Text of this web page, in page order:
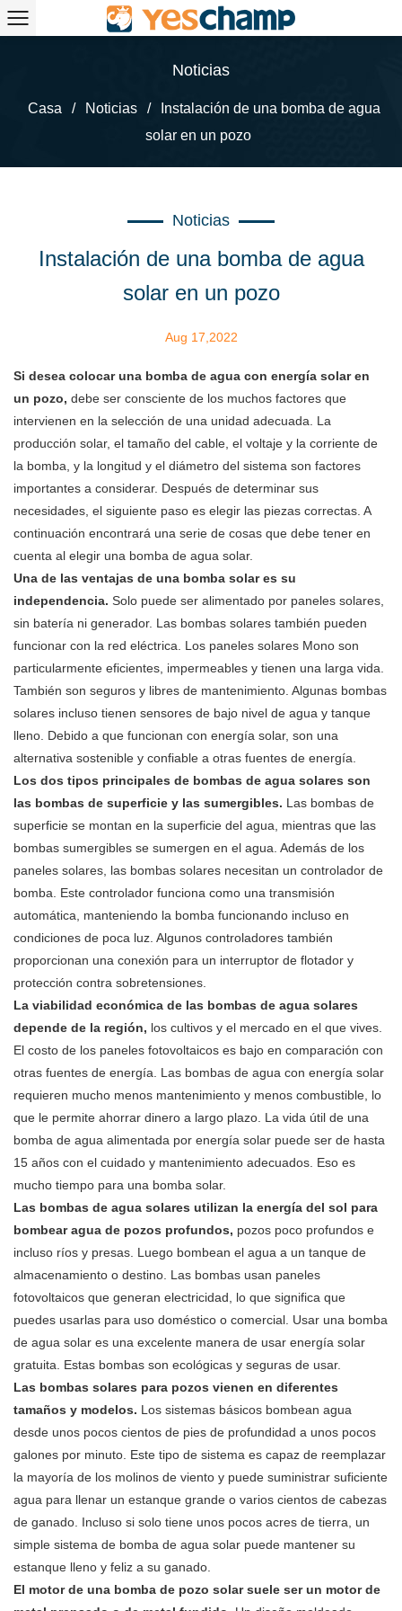
Noticias
Casa / Noticias /
Instalación de una bomba de agua
solar en un pozo
Noticias
Instalación de una bomba de agua
solar en un pozo
Aug 17,2022
Si desea colocar una bomba de agua con energía solar en
un pozo, debe ser consciente de los muchos factores que
intervienen en la selección de una unidad adecuada. La
producción solar, el tamaño del cable, el voltaje y la corriente de
la bomba, y la longitud y el diámetro del sistema son factores
importantes a considerar. Después de determinar sus
necesidades, el siguiente paso es elegir las piezas correctas. A
continuación encontrará una serie de cosas que debe tener en
cuenta al elegir una bomba de agua solar.
Una de las ventajas de una bomba solar es su
independencia. Solo puede ser alimentado por paneles solares,
sin batería ni generador. Las bombas solares también pueden
funcionar con la red eléctrica. Los paneles solares Mono son
particularmente eficientes, impermeables y tienen una larga vida.
También son seguros y libres de mantenimiento. Algunas bombas
solares incluso tienen sensores de bajo nivel de agua y tanque
lleno. Debido a que funcionan con energía solar, son una
alternativa sostenible y confiable a otras fuentes de energía.
Los dos tipos principales de bombas de agua solares son
las bombas de superficie y las sumergibles. Las bombas de
superficie se montan en la superficie del agua, mientras que las
bombas sumergibles se sumergen en el agua. Además de los
paneles solares, las bombas solares necesitan un controlador de
bomba. Este controlador funciona como una transmisión
automática, manteniendo la bomba funcionando incluso en
condiciones de poca luz. Algunos controladores también
proporcionan una conexión para un interruptor de flotador y
protección contra sobretensiones.
La viabilidad económica de las bombas de agua solares
depende de la región, los cultivos y el mercado en el que vives.
El costo de los paneles fotovoltaicos es bajo en comparación con
otras fuentes de energía. Las bombas de agua con energía solar
requieren mucho menos mantenimiento y menos combustible, lo
que le permite ahorrar dinero a largo plazo. La vida útil de una
bomba de agua alimentada por energía solar puede ser de hasta
15 años con el cuidado y mantenimiento adecuados. Eso es
mucho tiempo para una bomba solar.
Las bombas de agua solares utilizan la energía del sol para
bombear agua de pozos profundos, pozos poco profundos e
incluso ríos y presas. Luego bombean el agua a un tanque de
almacenamiento o destino. Las bombas usan paneles
fotovoltaicos que generan electricidad, lo que significa que
puedes usarlas para uso doméstico o comercial. Usar una bomba
de agua solar es una excelente manera de usar energía solar
gratuita. Estas bombas son ecológicas y seguras de usar.
Las bombas solares para pozos vienen en diferentes
tamaños y modelos. Los sistemas básicos bombean agua
desde unos pocos cientos de pies de profundidad a unos pocos
galones por minuto. Este tipo de sistema es capaz de reemplazar
la mayoría de los molinos de viento y puede suministrar suficiente
agua para llenar un estanque grande o varios cientos de cabezas
de ganado. Incluso si solo tiene unos pocos acres de tierra, un
simple sistema de bomba de agua solar puede mantener su
estanque lleno y feliz a su ganado.
El motor de una bomba de pozo solar suele ser un motor de